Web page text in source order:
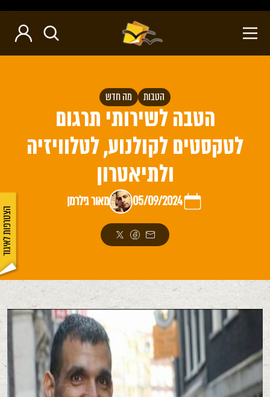
הצטרפות לאיגוד
הטבות מה חדש
הטבה לשירותי תרגום
לטקסטים לקולנוע, לטלוויזיה
ולתיאטרון
05/09/2024 מאור גילרמן